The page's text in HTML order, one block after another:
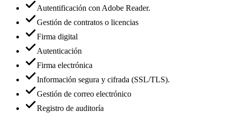
Autentificación con Adobe Reader.
Gestión de contratos o licencias
Firma digital
Autenticación
Firma electrónica
Información segura y cifrada (SSL/TLS).
Gestión de correo electrónico
Registro de auditoría